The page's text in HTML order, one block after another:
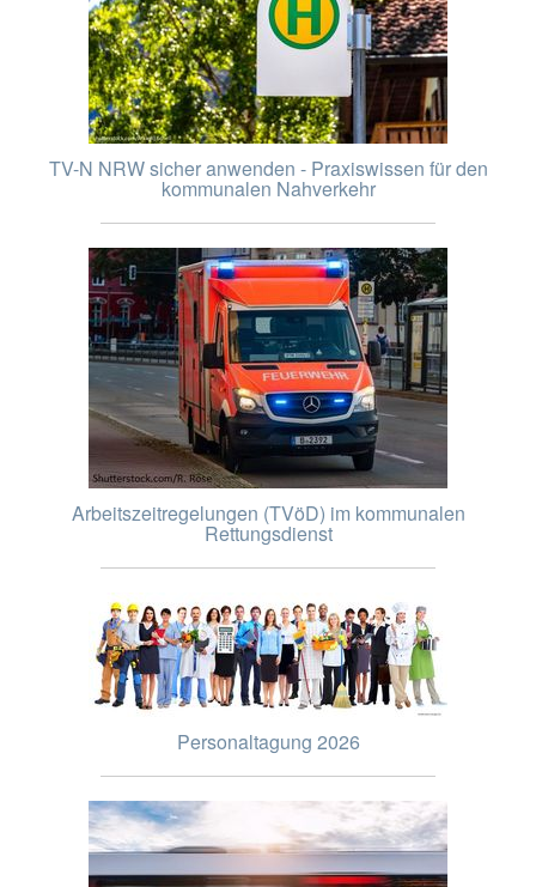
TV-N NRW sicher anwenden - Praxiswissen für den
kommunalen Nahverkehr
Arbeitszeitregelungen (TVöD) im kommunalen
Rettungsdienst
Personaltagung 2026